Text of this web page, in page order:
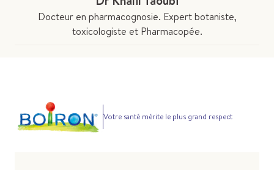
Docteur en pharmacognosie. Expert botaniste,
toxicologiste et Pharmacopée.
Votre santé mérite le plus grand respect